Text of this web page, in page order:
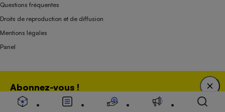
Abonnez-vous !
Bénéficiez d'une expertise unique tout en soutenant
Questions fréquentes
Droits de reproduction et de diffusion
Mentions légales
Panel
Association indépendante de l’État, des syndicats, des producteurs et des
distributeurs depuis 1951.